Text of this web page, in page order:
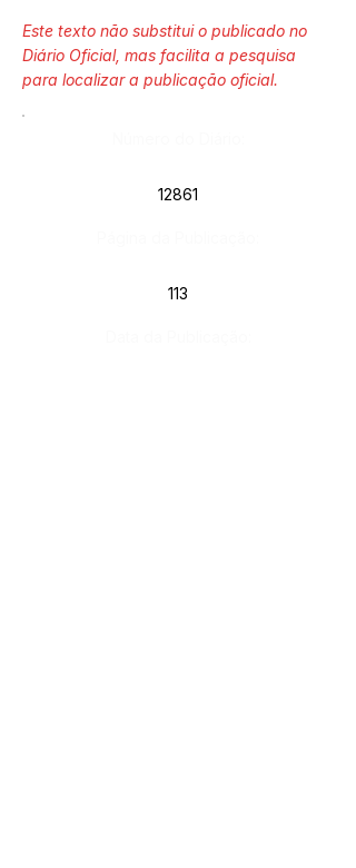
Este texto não substitui o publicado no
Diário Oficial, mas facilita a pesquisa
para localizar a publicação oficial.
12861
113